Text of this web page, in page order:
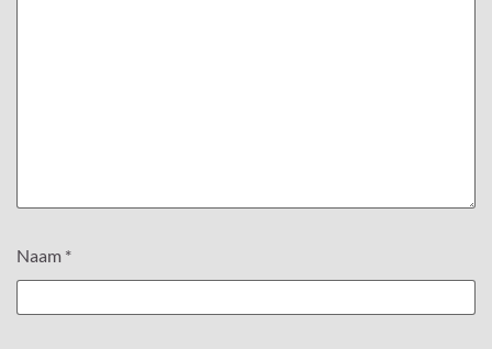
Naam *